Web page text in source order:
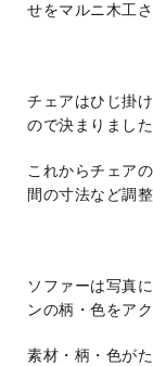
せをマルニ木工
チェアはひじ掛
ので決まりました
これからチェア
間の寸法など調
ソファーは写真
ンの柄・色をア
素材・柄・色が